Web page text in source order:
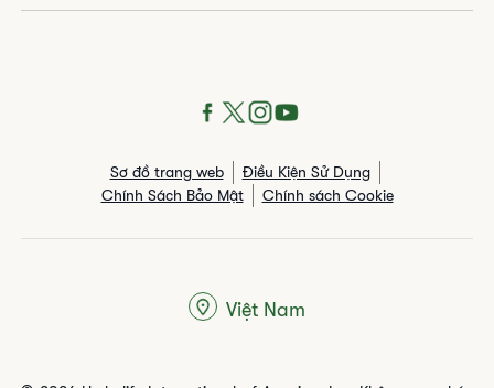
Sơ đồ trang web
Điều Kiện Sử Dụng
Chính Sách Bảo Mật
Chính sách Cookie
Việt Nam